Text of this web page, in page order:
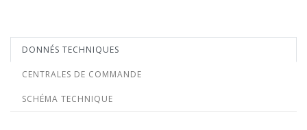
DONNÉS TECHNIQUES
CENTRALES DE COMMANDE
SCHÉMA TECHNIQUE